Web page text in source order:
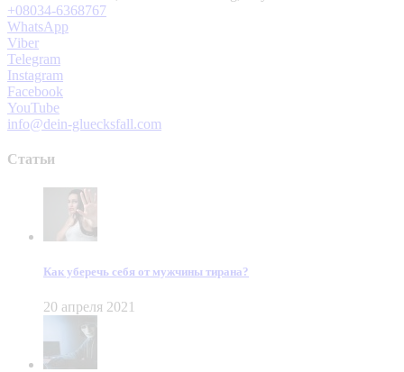
+08034-6368767
WhatsApp
Viber
Telegram
Instagram
Facebook
YouTube
info@dein-gluecksfall.com
Статьи
Как уберечь себя от мужчины тирана?
20 апреля 2021